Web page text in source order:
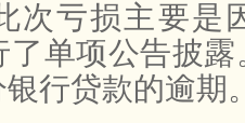
次亏损主要是
了单项公告披
行贷款的逾期